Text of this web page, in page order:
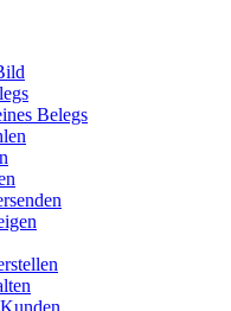
Belegs